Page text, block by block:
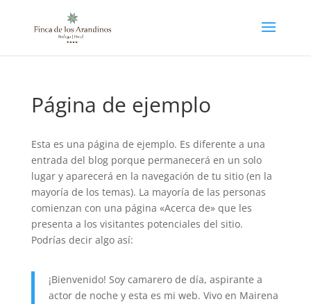
Página de ejemplo
Esta es una página de ejemplo. Es diferente a una
entrada del blog porque permanecerá en un solo
lugar y aparecerá en la navegación de tu sitio (en la
mayoría de los temas). La mayoría de las personas
comienzan con una página «Acerca de» que les
presenta a los visitantes potenciales del sitio.
Podrías decir algo así:
¡Bienvenido! Soy camarero de día, aspirante a
actor de noche y esta es mi web. Vivo en Mairena